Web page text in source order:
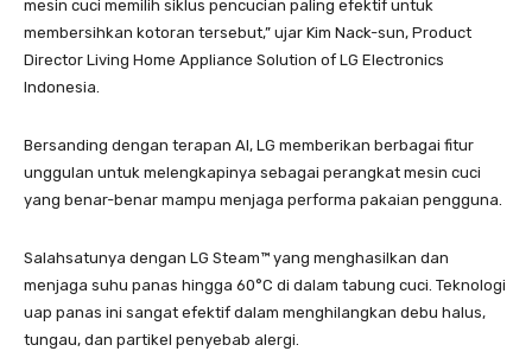
mesin cuci memilih siklus pencucian paling efektif untuk
membersihkan kotoran tersebut,” ujar Kim Nack-sun, Product
Director Living Home Appliance Solution of LG Electronics
Indonesia.
Bersanding dengan terapan AI, LG memberikan berbagai fitur
unggulan untuk melengkapinya sebagai perangkat mesin cuci
yang benar-benar mampu menjaga performa pakaian pengguna.
Salahsatunya dengan LG Steam™️ yang menghasilkan dan
menjaga suhu panas hingga 60°C di dalam tabung cuci. Teknologi
uap panas ini sangat efektif dalam menghilangkan debu halus,
tungau, dan partikel penyebab alergi.